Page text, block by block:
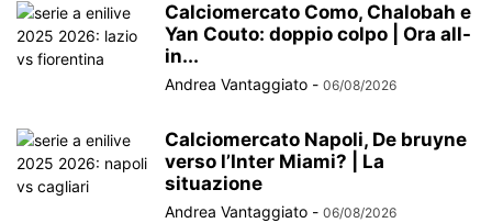
Calciomercato Como, Chalobah e
Yan Couto: doppio colpo | Ora all-
in...
Andrea Vantaggiato - 06/08/2026
Calciomercato Napoli, De bruyne
verso l’Inter Miami? | La
situazione
Andrea Vantaggiato - 06/08/2026